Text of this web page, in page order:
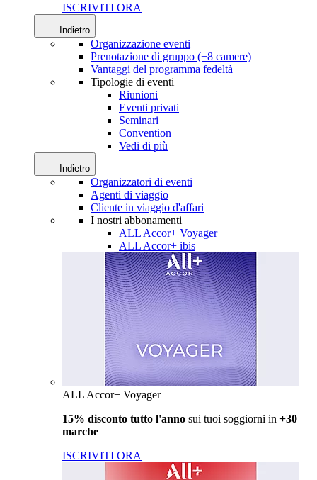
ISCRIVITI ORA
Indietro
Organizzazione eventi
Prenotazione di gruppo (+8 camere)
Vantaggi del programma fedeltà
Tipologie di eventi
Riunioni
Eventi privati
Seminari
Convention
Vedi di più
Indietro
Organizzatori di eventi
Agenti di viaggio
Cliente in viaggio d'affari
I nostri abbonamenti
ALL Accor+ Voyager
ALL Accor+ ibis
ALL Accor+ Voyager
15% disconto tutto l'anno sui tuoi soggiorni in +30
marche
ISCRIVITI ORA